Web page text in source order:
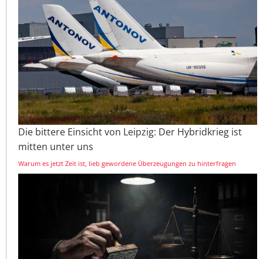
Die bittere Einsicht von Leipzig: Der Hybridkrieg ist
mitten unter uns
Warum es jetzt Zeit ist, lieb gewordene Überzeugungen zu hinterfragen